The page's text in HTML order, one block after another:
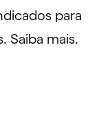
para
Saiba mais.